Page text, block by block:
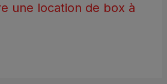
une location de box à